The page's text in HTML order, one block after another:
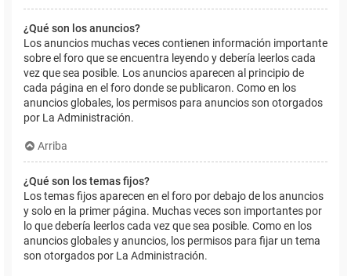
¿Qué son los anuncios?
Los anuncios muchas veces contienen información importante
sobre el foro que se encuentra leyendo y debería leerlos cada
vez que sea posible. Los anuncios aparecen al principio de
cada página en el foro donde se publicaron. Como en los
anuncios globales, los permisos para anuncios son otorgados
por La Administración.
Arriba
¿Qué son los temas fijos?
Los temas fijos aparecen en el foro por debajo de los anuncios
y solo en la primer página. Muchas veces son importantes por
lo que debería leerlos cada vez que sea posible. Como en los
anuncios globales y anuncios, los permisos para fijar un tema
son otorgados por La Administración.